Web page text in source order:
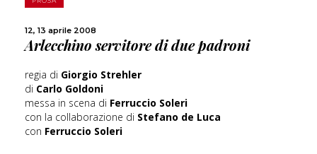
12, 13 aprile 2008
Arlecchino servitore di due padroni
regia di Giorgio Strehler
di Carlo Goldoni
messa in scena di Ferruccio Soleri
con la collaborazione di Stefano de Luca
con Ferruccio Soleri
CONDIVIDI